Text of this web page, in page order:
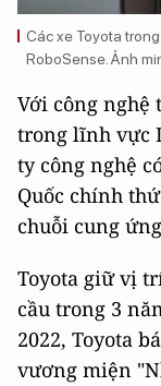
Các xe Toyota
RoboSense. Ảnh
Với công nghệ
trong lĩnh vực
ty công nghệ
Quốc chính
chuỗi cung
Toyota giữ vị
cầu trong 3
2022, Toyota
vương miện